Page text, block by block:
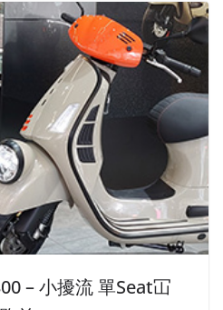
– 小擾流 單Seat冚